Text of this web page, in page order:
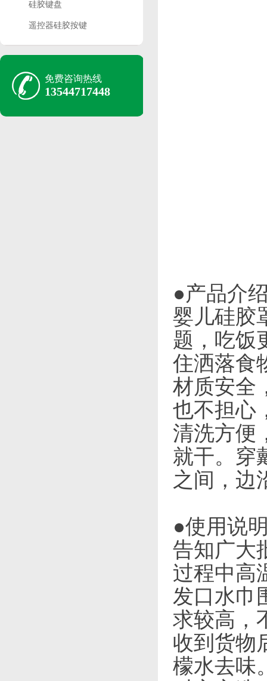
硅胶键盘
遥控器硅胶按键
免费咨询热线
13544717448
●产品介
婴儿硅胶
题，吃饭
住洒落食
材质安全
也不担心
清洗方便
就干。穿
之间，边
●使用说
告知广大
过程中高
发口水巾
求较高，
收到货物
檬水去味